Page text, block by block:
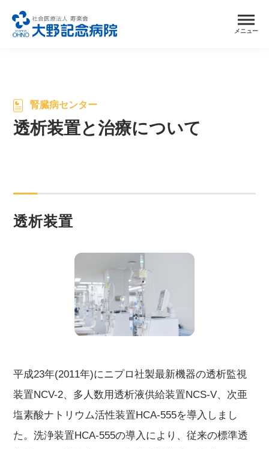
メニュー
腎臓病センター
透析装置と治療について
透析装置
平成23年(2011年)にニプロ社製最新機器の透析監視
装置NCV-2、多人数用透析液供給装置NCS-V、次亜
塩素酸ナトリウム活性装置HCA-555を導入しまし
た。洗浄装置HCA-555の導入により、従来の標準透